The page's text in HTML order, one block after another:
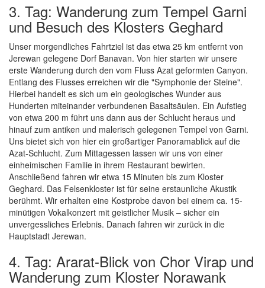
3. Tag: Wanderung zum Tempel Garni
und Besuch des Klosters Geghard
Unser morgendliches Fahrtziel ist das etwa 25 km entfernt von
Jerewan gelegene Dorf Banavan. Von hier starten wir unsere
erste Wanderung durch den vom Fluss Azat geformten Canyon.
Entlang des Flusses erreichen wir die "Symphonie der Steine".
Hierbei handelt es sich um ein geologisches Wunder aus
Hunderten miteinander verbundenen Basaltsäulen. Ein Aufstieg
von etwa 200 m führt uns dann aus der Schlucht heraus und
hinauf zum antiken und malerisch gelegenen Tempel von Garni.
Uns bietet sich von hier ein großartiger Panoramablick auf die
Azat-Schlucht. Zum Mittagessen lassen wir uns von einer
einheimischen Familie in ihrem Restaurant bewirten.
Anschließend fahren wir etwa 15 Minuten bis zum Kloster
Geghard. Das Felsenkloster ist für seine erstaunliche Akustik
berühmt. Wir erhalten eine Kostprobe davon bei einem ca. 15-
minütigen Vokalkonzert mit geistlicher Musik – sicher ein
unvergessliches Erlebnis. Danach fahren wir zurück in die
Hauptstadt Jerewan.
4. Tag: Ararat-Blick von Chor Virap und
Wanderung zum Kloster Norawank